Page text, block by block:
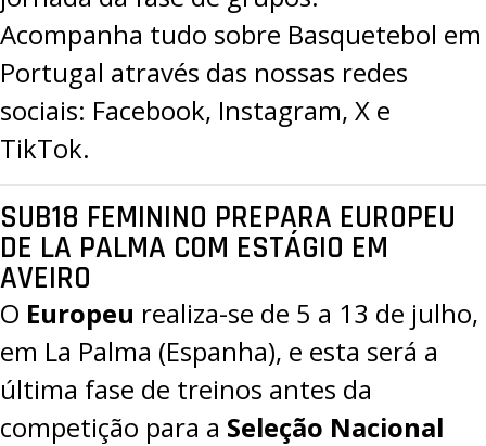
Acompanha tudo sobre Basquetebol em
Portugal através das nossas redes
sociais: Facebook, Instagram, X e
TikTok.
SUB18 FEMININO PREPARA EUROPEU
DE LA PALMA COM ESTÁGIO EM
AVEIRO
O Europeu realiza-se de 5 a 13 de julho,
em La Palma (Espanha), e esta será a
última fase de treinos antes da
competição para a Seleção Nacional